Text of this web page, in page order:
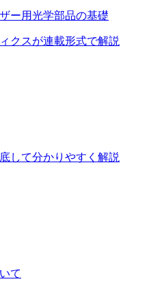
ー用光学部品の基礎
クスが連載形式で解説
して分かりやすく解説
て